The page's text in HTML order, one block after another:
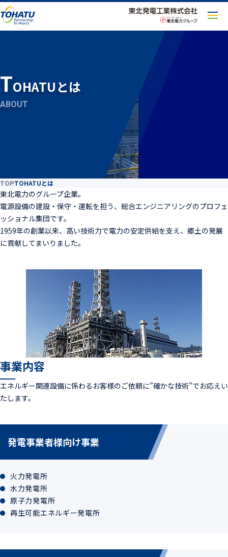
メ
ニ
TOHATUとは
ABOUT
TOPTOHATUとは
東北電力のグループ企業。
電源設備の建設・保守・運転を担う、 総合エンジニアリングのプロフェ
ッショナル集団です。
1959年の創業以来、高い技術力で電力の安定供給を支え、 郷土の発展
に貢献してまいりました。
事業内容
エネルギー関連設備に係わるお客様のご依頼に”確かな技術”でお応えい
たします。
発電事業者様向け事業
火力発電所
水力発電所
原子力発電所
再生可能エネルギー発電所